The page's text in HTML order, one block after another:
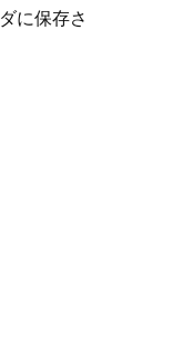
に保存さ